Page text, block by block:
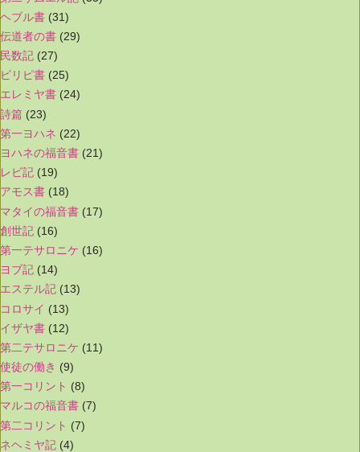
ヘブル書 (31)
伝道者の書 (29)
民数記 (27)
ピリピ書 (25)
エレミヤ書 (24)
詩篇 (23)
第一ヨハネ (22)
ヨハネの福音書 (21)
レビ記 (19)
アモス書 (18)
マタイの福音書 (17)
創世記 (16)
第一テサロニケ (16)
ヨブ記 (14)
エステル記 (13)
コロサイ (13)
イザヤ書 (12)
第二テサロニケ (11)
使徒の働き (9)
第一コリント (8)
マルコの福音書 (7)
第二コリント (7)
ネヘミヤ記 (4)